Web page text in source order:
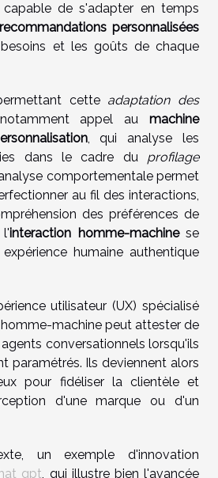
de s'adapter en temps
recommandations personnalisées
et les goûts de chaque
cette adaptation des
appel au machine
, qui analyse les
dans le cadre du profilage
comportementale permet
au fil des interactions,
des préférences de
l'interaction homme-machinese
humaine authentique
utilisateur (UX) spécialisé
machine peut attester de
conversationnels lorsqu'ils
paramétrés. Ils deviennent alors
pour fidéliser la clientèle et
d'une marque ou d'un
un exemple d'innovation
gpt, qui illustre bien l'avancée